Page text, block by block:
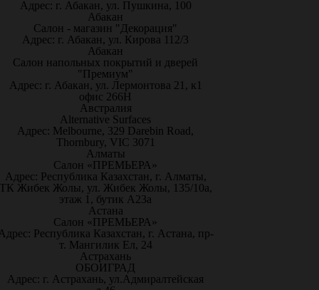
Адрес: г. Абакан, ул. Пушкина, 100
Абакан
Салон - магазин "Декорация"
Адрес: г. Абакан, ул. Кирова 112/3
Абакан
Салон напольных покрытий и дверей
"Премиум"
Адрес: г. Абакан, ул. Лермонтова 21, к1
офис 266Н
Австралия
Alternative Surfaces
Адрес: Melbourne, 329 Darebin Road,
Thornbury, VIC 3071
Алматы
Салон «ПРЕМЬЕРА»
Адрес: Республика Казахстан, г. Алматы,
Жибек Жолы, ул. Жибек Жолы, 135/10а,
этаж 1, бутик А23а
Астана
Салон «ПРЕМЬЕРА»
Республика Казахстан, г. Астана, пр-
т. Мангилик Ел, 24
Астрахань
ОБОИГРАД
Адрес: г. Астрахань, ул.Адмиралтейская